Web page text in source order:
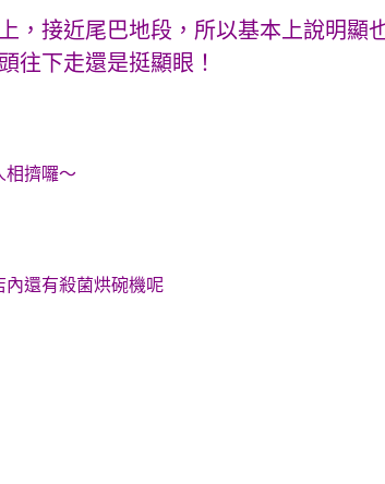
，接近尾巴地段，所以基本上說明顯
往下走還是挺顯眼！
相擠囉～
內還有殺菌烘碗機呢